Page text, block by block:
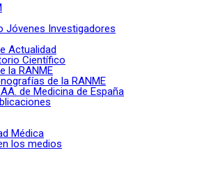
Jóvenes Investigadores
Actualidad
Científico
la RANME
de la RANME
de Medicina de España
Médica
los medios